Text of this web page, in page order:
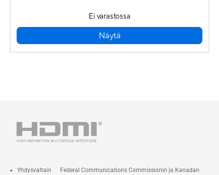
Ei varastossa
Näytä
Yhdysvaltain Federal Communications Commissionin ja Kanadan